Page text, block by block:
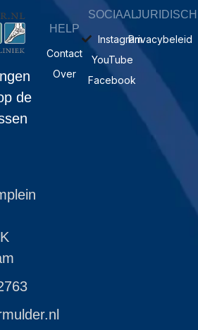
de
HELP
Contact
Over
SOCIAAL
Instagram
YouTube
Facebook
JURIDISCH
Privacybeleid